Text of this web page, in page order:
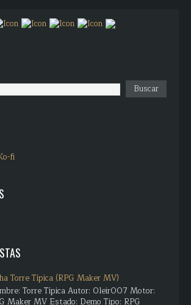
Torre Típica (RPG Maker MV)
Torre Típica Autor: Oleir007 Motor:
Maker MV Estado: Demo Tipo: RPG